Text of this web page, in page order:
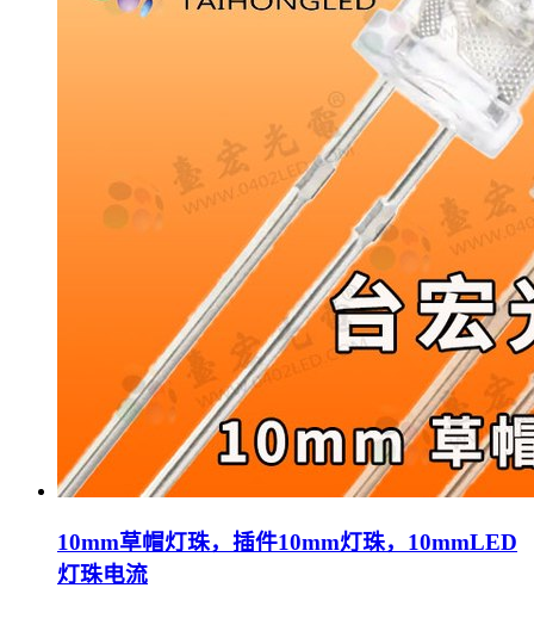
10mm草帽灯珠，插件10mm灯珠，10mmLED
灯珠电流